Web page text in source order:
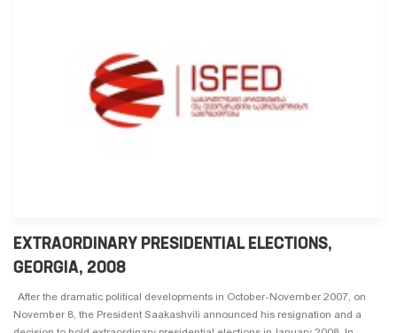
EXTRAORDINARY PRESIDENTIAL ELECTIONS,
GEORGIA, 2008
After the dramatic political developments in October-November 2007, on
November 8, the President Saakashvili announced his resignation and a